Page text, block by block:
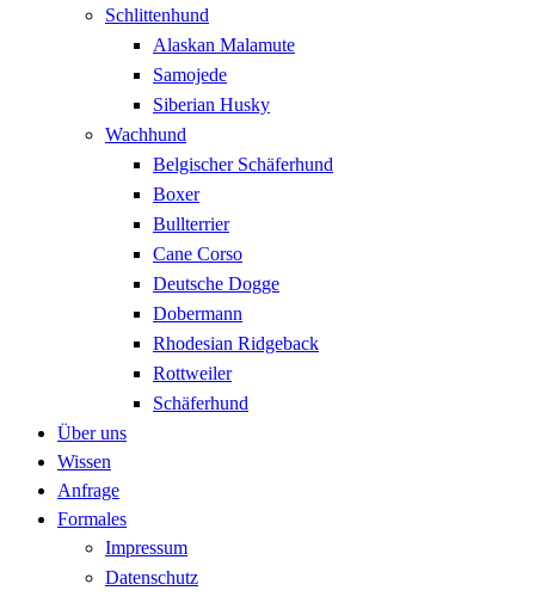
Schlittenhund
Alaskan Malamute
Samojede
Siberian Husky
Wachhund
Belgischer Schäferhund
Boxer
Bullterrier
Cane Corso
Deutsche Dogge
Dobermann
Rhodesian Ridgeback
Rottweiler
Schäferhund
Über uns
Wissen
Anfrage
Formales
Impressum
Datenschutz